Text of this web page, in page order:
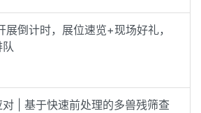
倒计时，展位速览+现场好礼，
| 基于快速前处理的多兽残筛查